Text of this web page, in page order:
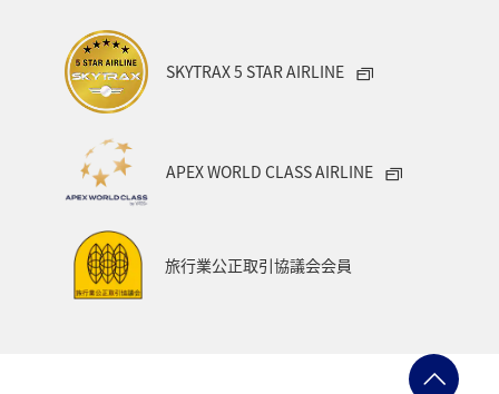
SKYTRAX 5 STAR AIRLINE
APEX WORLD CLASS AIRLINE
旅行業公正取引協議会会員